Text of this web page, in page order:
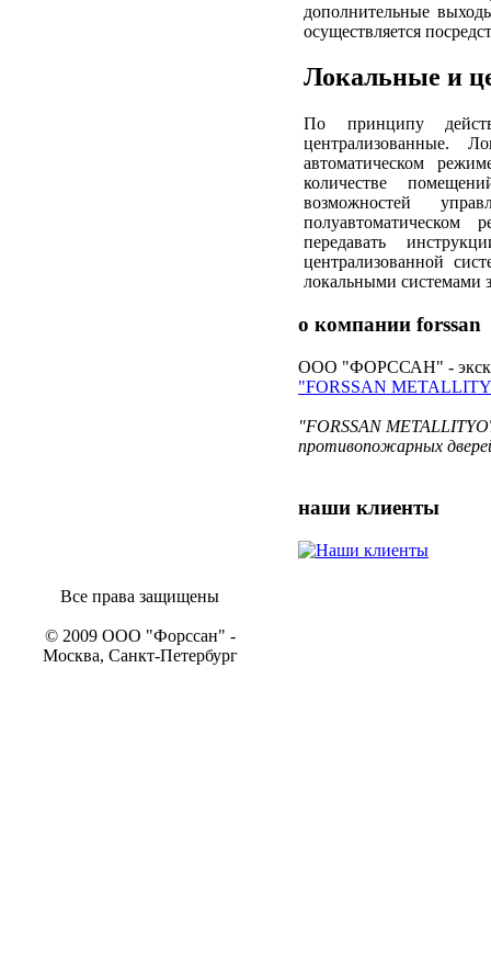
дополнительные
осуществляется
Локальные и
По принципу
централизованные.
автоматическом
количестве
возможностей
полуавтоматическом
передавать
централизованной
локальными системами
о компании forssan
ООО "ФОРССАН" -
"FORSSAN
"FORSSAN
противопожарных
наши клиенты
Все права защищены
© 2009 ООО "Форссан" -
Москва, Санкт-Петербург